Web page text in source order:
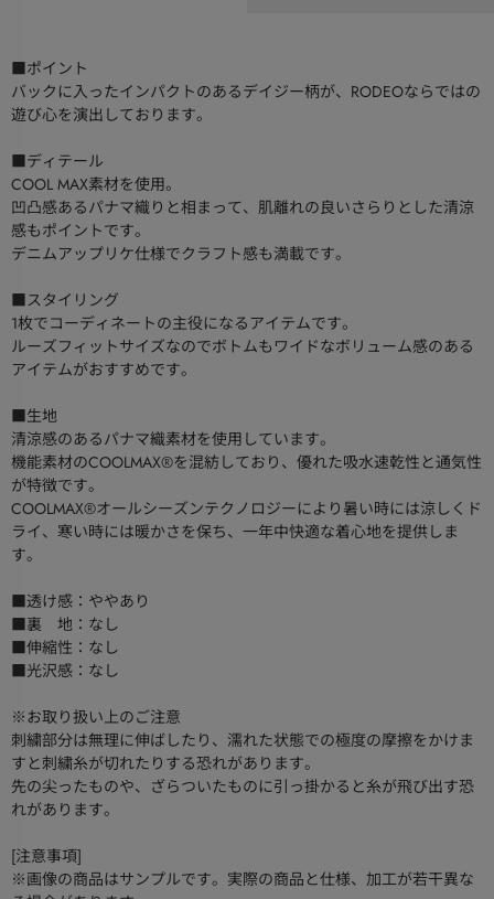
■ポイント
バックに入ったインパクトのあるデイジー柄が、RODEOならではの
遊び心を演出しております。
■ディテール
COOL MAX素材を使用。
凹凸感あるパナマ織りと相まって、肌離れの良いさらりとした清涼
感もポイントです。
デニムアップリケ仕様でクラフト感も満載です。
■スタイリング
1枚でコーディネートの主役になるアイテムです。
ルーズフィットサイズなのでボトムもワイドなボリューム感のある
アイテムがおすすめです。
■生地
清涼感のあるパナマ織素材を使用しています。
機能素材のCOOLMAX®を混紡しており、優れた吸水速乾性と通気性
が特徴です。
COOLMAX®オールシーズンテクノロジーにより暑い時には涼しくド
ライ、寒い時には暖かさを保ち、一年中快適な着心地を提供しま
す。
■透け感：ややあり
■裏 地：なし
■伸縮性：なし
■光沢感：なし
※お取り扱い上のご注意
刺繍部分は無理に伸ばしたり、濡れた状態での極度の摩擦をかけま
すと刺繍糸が切れたりする恐れがあります。
先の尖ったものや、ざらついたものに引っ掛かると糸が飛び出す恐
れがあります。
[注意事項]
※画像の商品はサンプルです。実際の商品と仕様、加工が若干異な